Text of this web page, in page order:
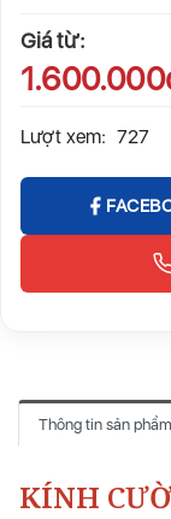
Giá từ:
Lượt xem: 727
Thông tin sản phẩm
KÍNH